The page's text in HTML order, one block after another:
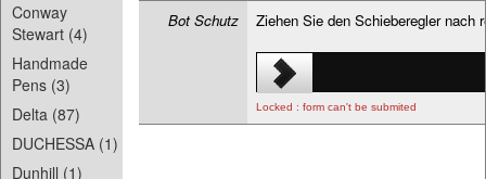
Conway
Stewart (4)
Handmade
Pens (3)
Delta (87)
DUCHESSA (1)
Dunhill (1)
Bot Schutz Ziehen Sie den Schieberegler nach
Locked : form can't be submited